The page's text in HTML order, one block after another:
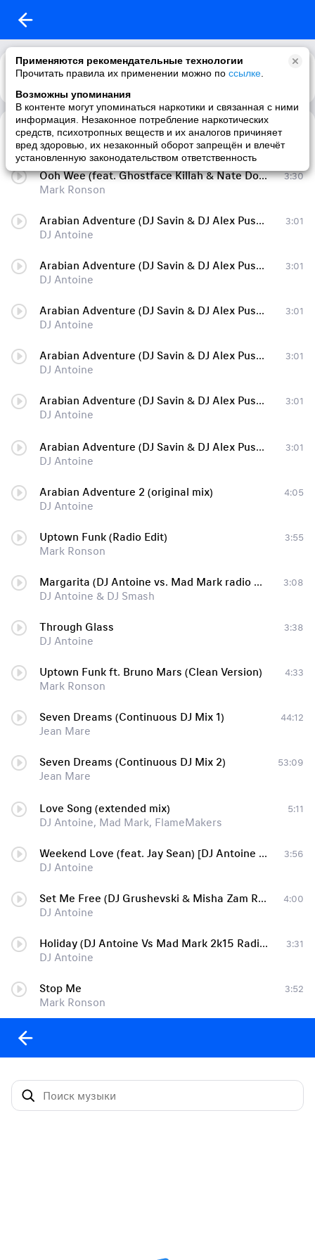
Применяются рекомендательные технологии
Прочитать правила их применении можно по ссылке
Возможны упоминания
В контенте могут упоминаться наркотики и связанная с ними
информация. Незаконное потребление наркотических
средств, психотропных веществ и их аналогов причиняет
вред здоровью, их незаконный оборот запрещён и влечёт
установленную законодательством ответственность
Uptown Funk
Mark Ronson
Ooh Wee (feat. Ghostface Killah & Nate Dogg) (radio edit)
Mark Ronson
3:30
Arabian Adventure (DJ Savin & DJ Alex Pushkarev Remix) (Radio Version)
DJ Antoine
3:01
Arabian Adventure (DJ Savin & DJ Alex Pushkarev Remix) (Radio Version)
DJ Antoine
3:01
Arabian Adventure (DJ Savin & DJ Alex Pushkarev Remix) (Radio Version)
DJ Antoine
3:01
Arabian Adventure (DJ Savin & DJ Alex Pushkarev Remix) (Radio Version)
DJ Antoine
3:01
Arabian Adventure (DJ Savin & DJ Alex Pushkarev Remix) (Radio Version)
DJ Antoine
3:01
Arabian Adventure (DJ Savin & DJ Alex Pushkarev Remix) (Radio Version)
DJ Antoine
3:01
Arabian Adventure 2 (original mix)
DJ Antoine
4:05
Uptown Funk (Radio Edit)
Mark Ronson
3:55
Margarita (DJ Antoine vs. Mad Mark radio edit)
DJ Antoine & DJ Smash
3:08
Through Glass
DJ Antoine
3:38
Uptown Funk ft. Bruno Mars (Clean Version)
Mark Ronson
4:33
Seven Dreams (Continuous DJ Mix 1)
Jean Mare
44:12
Seven Dreams (Continuous DJ Mix 2)
Jean Mare
53:09
Love Song (extended mix)
DJ Antoine, Mad Mark, FlameMakers
5:11
Weekend Love (feat. Jay Sean) [DJ Antoine Vs Mad Mark 2k16 Album Version]
DJ Antoine
3:56
Set Me Free (DJ Grushevski & Misha Zam Remix)
DJ Antoine
4:00
Holiday (DJ Antoine Vs Mad Mark 2k15 Radio Edit) (feat. Akon)
DJ Antoine
3:31
Stop Me
Mark Ronson
3:52